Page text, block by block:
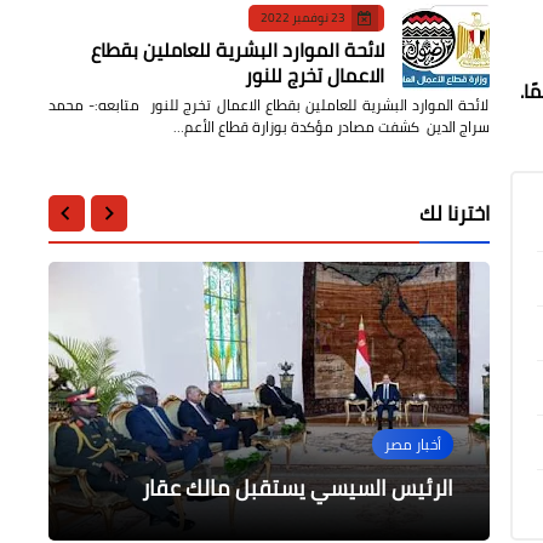
23 نوفمبر 2022
لائحة الموارد البشرية للعاملين بقطاع
الاعمال تخرج للنور
لائحة الموارد البشرية للعاملين بقطاع الاعمال تخرج للنور متابعه:- محمد
سراج الدين كشفت مصادر مؤكدة بوزارة قطاع الأعم…
اخترنا لك
محافظات
تنسيق قبول الثانوي العام والتعليم
الفني بالمنوفية
أخبار مصر
الرئيس السيسي يستقبل مالك عقار
التعليم
محافظ الجيزة يتفقد سير امتحانات
الثانوية العامة ببعض المدارس
أخبار مصر
نقابة المهندسين : عرفات أمينا عام وناصر
للصندوق بعد تشكيل هيئة مكتب النقابة
أخبار مصر
الإستثمار والعمل الدؤوب من أولى أهداف
مديرية الشباب والرياضة بالجيزة